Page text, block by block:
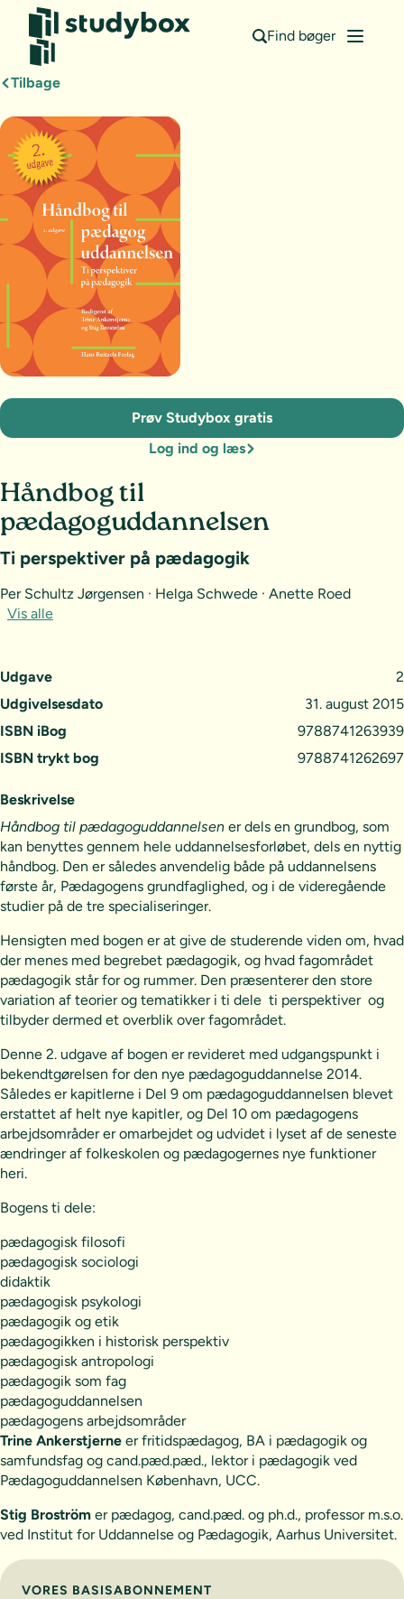
Find bøger
Tilbage
Udgave
2
Udgivelsesdato
31. august 2015
ISBN iBog
9788741263939
ISBN trykt bog
9788741262697
Håndbog til
pædagoguddannelsen
Ti perspektiver på pædagogik
Per Schultz Jørgensen · Helga Schwede · Anette Roed
Vis alle
Prøv Studybox gratis
Log ind og læs
Beskrivelse
Håndbog til pædagoguddannelsen er dels en grundbog, som
kan benyttes gennem hele uddannelsesforløbet, dels en nyttig
håndbog. Den er således anvendelig både på uddannelsens
første år, Pædagogens grundfaglighed, og i de videregående
studier på de tre specialiseringer.
Hensigten med bogen er at give de studerende viden om, hvad
der menes med begrebet pædagogik, og hvad fagområdet
pædagogik står for og rummer. Den præsenterer den store
variation af teorier og tematikker i ti dele  ti perspektiver  og
tilbyder dermed et overblik over fagområdet.
Denne 2. udgave af bogen er revideret med udgangspunkt i
bekendtgørelsen for den nye pædagoguddannelse 2014.
Således er kapitlerne i Del 9 om pædagoguddannelsen blevet
erstattet af helt nye kapitler, og Del 10 om pædagogens
arbejdsområder er omarbejdet og udvidet i lyset af de seneste
ændringer af folkeskolen og pædagogernes nye funktioner
heri.
Bogens ti dele:
pædagogisk filosofi
pædagogisk sociologi
didaktik
pædagogisk psykologi
pædagogik og etik
pædagogikken i historisk perspektiv
pædagogisk antropologi
pædagogik som fag
pædagoguddannelsen
pædagogens arbejdsområder
Trine Ankerstjerne er fritidspædagog, BA i pædagogik og
samfundsfag og cand.pæd.pæd., lektor i pædagogik ved
Pædagoguddannelsen København, UCC.
Stig Broström er pædagog, cand.pæd. og ph.d., professor m.s.o.
ved Institut for Uddannelse og Pædagogik, Aarhus Universitet.
Vælg abonnement
VORES BASISABONNEMENT